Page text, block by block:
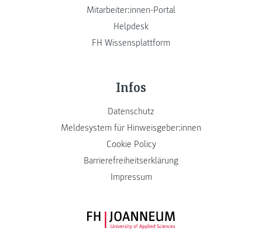
Mitarbeiter:innen-Portal
Helpdesk
FH Wissensplattform
Infos
Datenschutz
Meldesystem für Hinweisgeber:innen
Cookie Policy
Barrierefreiheitserklärung
Impressum
FH JOANNEUM Logo